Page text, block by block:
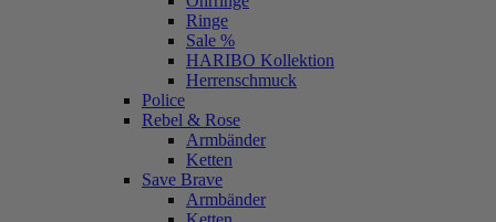
Ringe
Sale %
HARIBO Kollektion
Herrenschmuck
Police
Rebel & Rose
Armbänder
Ketten
Save Brave
Armbänder